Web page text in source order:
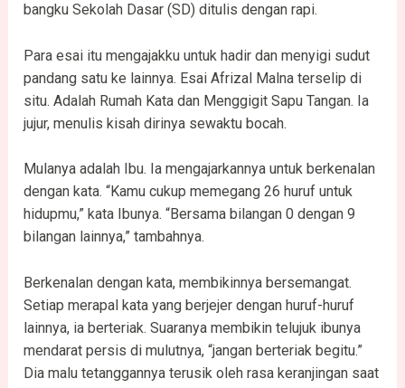
bangku Sekolah Dasar (SD) ditulis dengan rapi.
Para esai itu mengajakku untuk hadir dan menyigi sudut
pandang satu ke lainnya. Esai Afrizal Malna terselip di
situ. Adalah Rumah Kata dan Menggigit Sapu Tangan. Ia
jujur, menulis kisah dirinya sewaktu bocah.
Mulanya adalah Ibu. Ia mengajarkannya untuk berkenalan
dengan kata. “Kamu cukup memegang 26 huruf untuk
hidupmu,” kata Ibunya. “Bersama bilangan 0 dengan 9
bilangan lainnya,” tambahnya.
Berkenalan dengan kata, membikinnya bersemangat.
Setiap merapal kata yang berjejer dengan huruf-huruf
lainnya, ia berteriak. Suaranya membikin telujuk ibunya
mendarat persis di mulutnya, “jangan berteriak begitu.”
Dia malu tetanggannya terusik oleh rasa keranjingan saat